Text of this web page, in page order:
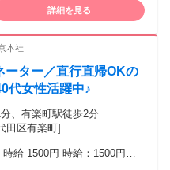
フの方/社内のチャットやりと
Word・PowerPointは入力・
ローの経験がある方 ・キャ
サルタントの資格をお持ち
活かせます！★ 「いま
たけど、 これからは
久しぶりに仕事を再開した
詳細を見る
本社
ーター／直行直帰OKの
代女性活躍中♪
、有楽町駅徒歩2分
田区有楽町]
時給：1500円